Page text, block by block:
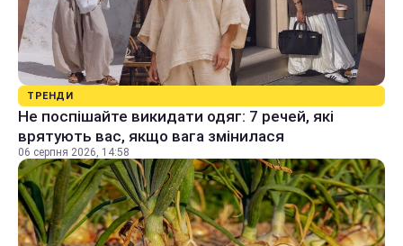
ТРЕНДИ
Не поспішайте викидати одяг: 7 речей, які
врятують вас, якщо вага змінилася
06 серпня 2026, 14:58